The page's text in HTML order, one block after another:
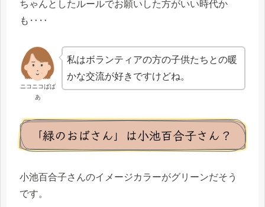
ちゃんとしたルールでお願いした方がいい時代か
も‥‥
ニコニコばば
あ
私はボランティアの方の子供たちとの暖
かな交流が好きですけどね。
「緑のおばさん」は小池百合子さん？
小池百合子さんのイメージカラーがグリーンだそう
です。